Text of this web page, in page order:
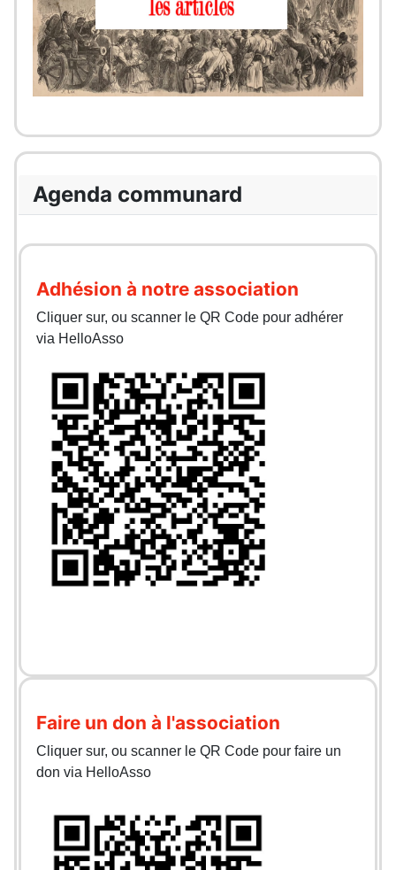
Agenda communard
Adhésion à notre association
Cliquer sur, ou scanner le QR Code pour adhérer
via HelloAsso
Faire un don à l'association
Cliquer sur, ou scanner le QR Code pour faire un
don via HelloAsso